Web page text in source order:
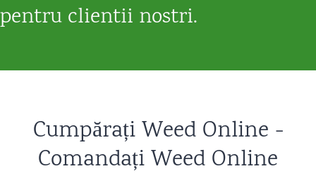
de înaltă calitate online,
magazin
pentru clientii nostri.
Cumpărați Weed Online -
Comandați Weed Online